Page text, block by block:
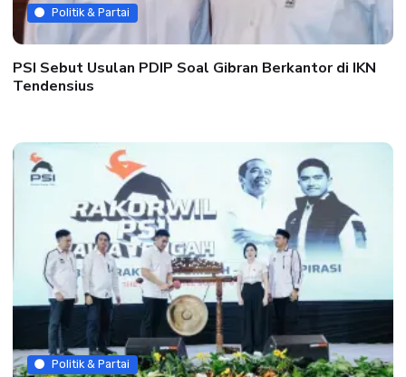
Politik & Partai
PSI Sebut Usulan PDIP Soal Gibran Berkantor di IKN
Tendensius
Politik & Partai